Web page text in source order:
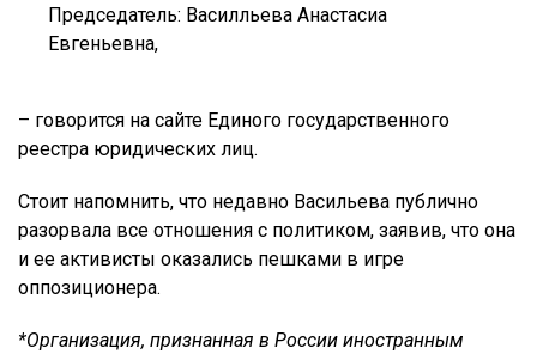
Председатель: Василльева Анастасиа
Евгеньевна,
– говорится на сайте Единого государственного
реестра юридических лиц.
Стоит напомнить, что недавно Васильева публично
разорвала все отношения с политиком, заявив, что она
и ее активисты оказались пешками в игре
оппозиционера.
*Организация, признанная в России иностранным